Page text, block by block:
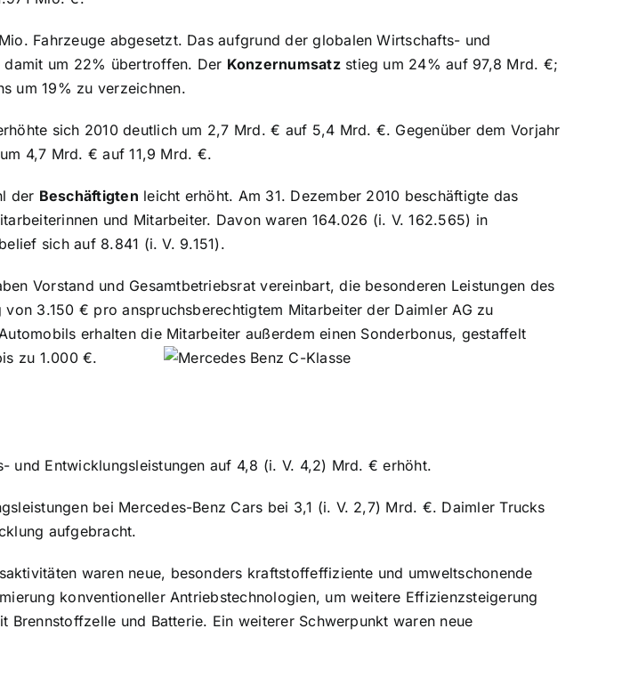
Fahrzeuge abgesetzt. Das aufgrund der globalen Wirtschafts- und
damit um 22% übertroffen. Der Konzernumsatzstieg um 24% auf 97,8 Mrd. €;
um 19% zu verzeichnen.
sich 2010 deutlich um 2,7 Mrd. € auf 5,4 Mrd. €. Gegenüber dem Vorjahr
4,7 Mrd. € auf 11,9 Mrd. €.
der Beschäftigten leicht erhöht. Am 31. Dezember 2010 beschäftigte das
und Mitarbeiter. Davon waren 164.026 (i. V. 162.565) in
sich auf 8.841 (i. V. 9.151).
Vorstand und Gesamtbetriebsrat vereinbart, die besonderen Leistungen des
3.150 € pro anspruchsberechtigtem Mitarbeiter der Daimler AG zu
erhalten die Mitarbeiter außerdem einen Sonderbonus, gestaffelt
zu 1.000 €.
und Entwicklungsleistungen auf 4,8 (i. V. 4,2) Mrd. € erhöht.
bei Mercedes-Benz Cars bei 3,1 (i. V. 2,7) Mrd. €. Daimler Trucks
aufgebracht.
waren neue, besonders kraftstoffeffiziente und umweltschonende
konventioneller Antriebstechnologien, um weitere Effizienzsteigerung
und Batterie. Ein weiterer Schwerpunkt waren neue